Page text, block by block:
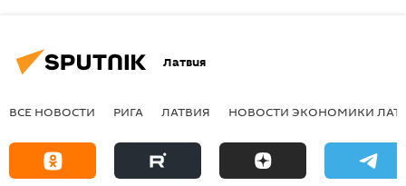
Латвия
ВСЕ НОВОСТИ РИГА ЛАТВИЯ НОВОСТИ ЭКОНОМИКИ